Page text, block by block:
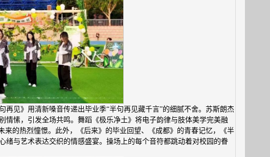
见》用清新嗓音传递出毕业季“半句再见藏千言”的细腻不舍。苏斯朗杰
愫，引发全场共鸣。舞蹈《极乐净土》将电子韵律与肢体美学完美融
的热烈憧憬。此外，《后来》的毕业回望、《成都》的青春记忆，《半
与艺术表达交织的情感盛宴。操场上的每个音符都跳动着对校园的眷